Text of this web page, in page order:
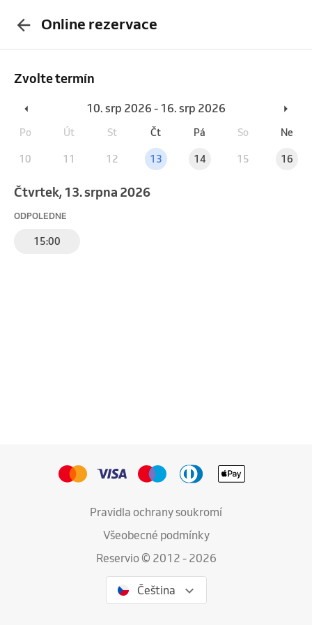
Online rezervace
Zvolte termín
10. srp 2026 - 16. srp 2026
Po Út St Čt Pá So Ne
10 11 12 13 14 15 16
čtvrtek, 13. srpna 2026
ODPOLEDNE
15:00
Pravidla ochrany soukromí
Všeobecné podmínky
Reservio © 2012 - 2026
Čeština